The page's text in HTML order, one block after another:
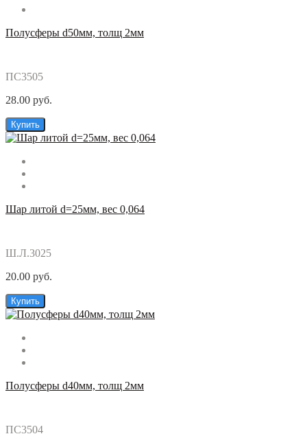
Полусферы d50мм, толщ 2мм
ПС3505
28.00 руб.
Купить
Шар литой d=25мм, вес 0,064
Ш.Л.3025
20.00 руб.
Купить
Полусферы d40мм, толщ 2мм
ПС3504